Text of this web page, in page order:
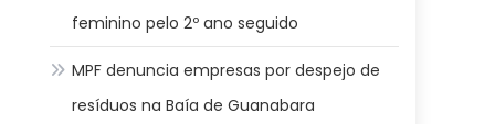
feminino pelo 2º ano seguido
MPF denuncia empresas por despejo de
resíduos na Baía de Guanabara